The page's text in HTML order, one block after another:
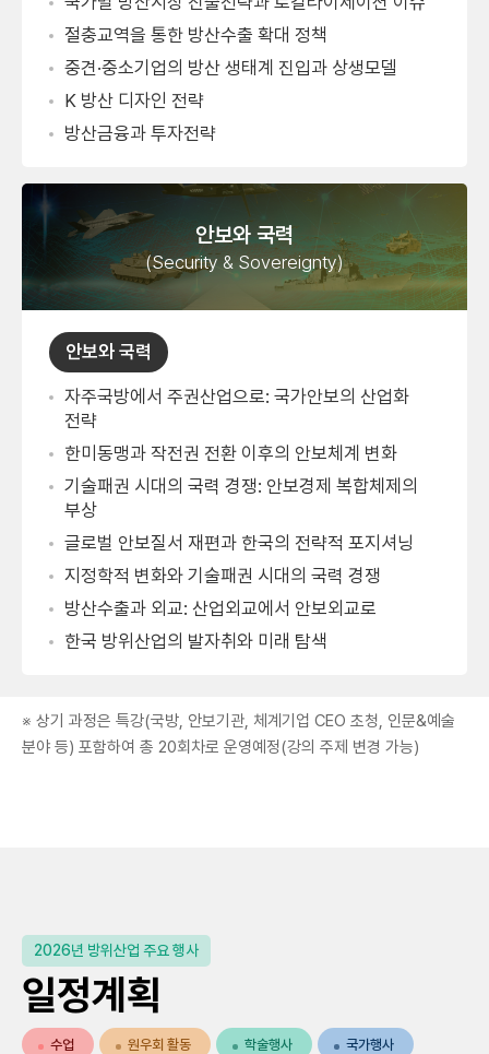
절충교역을 통한 방산수출 확대 정책
중견·중소기업의 방산 생태계 진입과 상생모델
K 방산 디자인 전략
방산금융과 투자전략
안보와 국력
(Security & Sovereignty)
안보와 국력
자주국방에서 주권산업으로: 국가안보의 산업화
전략
한미동맹과 작전권 전환 이후의 안보체계 변화
기술패권 시대의 국력 경쟁: 안보경제 복합체제의
부상
글로벌 안보질서 재편과 한국의 전략적 포지셔닝
지정학적 변화와 기술패권 시대의 국력 경쟁
방산수출과 외교: 산업외교에서 안보외교로
한국 방위산업의 발자취와 미래 탐색
※ 상기 과정은 특강(국방, 안보기관, 체계기업 CEO 초청, 인문&예술
분야 등) 포함하여 총 20회차로 운영예정(강의 주제 변경 가능)
2026년 방위산업 주요 행사
일정계획
수업 원우회 활동 학술행사 국가행사